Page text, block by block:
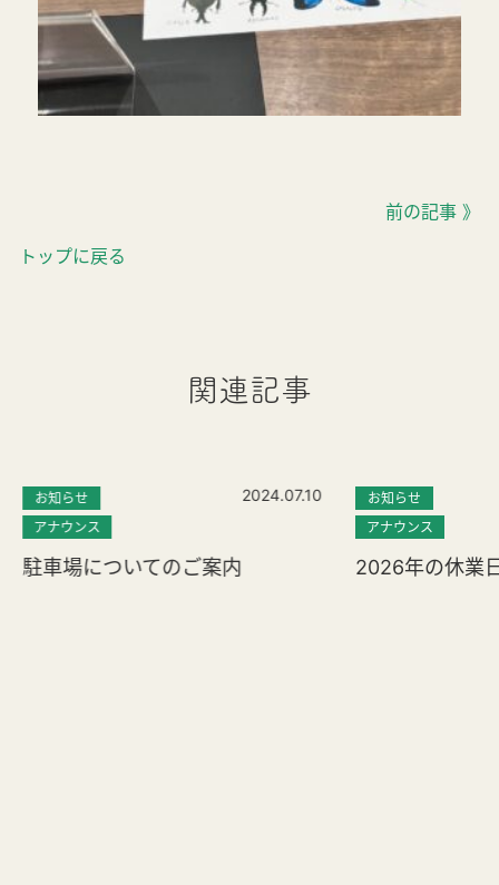
トップに戻る
前の記事 》
関連記事
お知らせ
アナウンス
2024.07.10
駐車場についてのご案内
お知らせ
アナウンス
2026年の休業